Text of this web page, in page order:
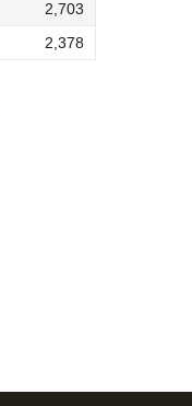
2,703
2,378